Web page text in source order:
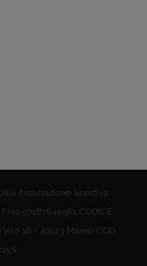
Associazione Sportiva
07187640961 CODICE
18 - 20123 Milano COD.